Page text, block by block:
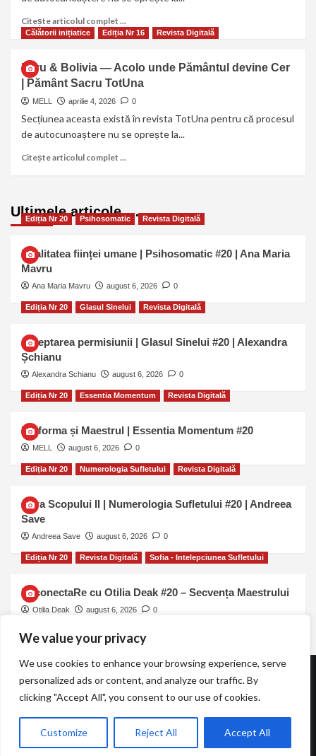
We value your privacy
We use cookies to enhance your browsing experience, serve
personalized ads or content, and analyze our traffic. By
clicking "Accept All", you consent to our use of cookies.
Customize Reject All Accept All
Citește articolul complet ...
Călătorii inițiatice Ediția Nr 16 Revista Digitală
Peru & Bolivia — Acolo unde Pământul devine Cer
| Pământ Sacru TotUna
MELL aprilie 4, 2026 0
Secțiunea aceasta există în revista TotUna pentru că procesul
de autocunoaștere nu se oprește la...
Citește articolul complet ...
Ultimele articole …
Ediția Nr 20 Psihosomatic Revista Digitală
Dualitatea ființei umane | Psihosomatic #20 | Ana Maria
Mavru
Ana Maria Mavru august 6, 2026 0
Ediția Nr 20 Glasul Sinelui Revista Digitală
Așteptarea permisiunii | Glasul Sinelui #20 | Alexandra
Șchianu
Alexandra Schianu august 6, 2026 0
Ediția Nr 20 Essentia Momentum Revista Digitală
Uniforma și Maestrul | Essentia Momentum #20
MELL august 6, 2026 0
Ediția Nr 20 Numerologia Sufletului Revista Digitală
Cifra Scopului II | Numerologia Sufletului #20 | Andreea
Save
Andreea Save august 6, 2026 0
Ediția Nr 20 Revista Digitală Sofia - Intelepciunea Sufletului
ReconectaRe cu Otilia Deak #20 – Secvența Maestrului
Otilia Deak august 6, 2026 0
Revista TOT.UNA | Essentia Momentum
Copyright © Revista TOT UNA | The Meditation Academy |
2026